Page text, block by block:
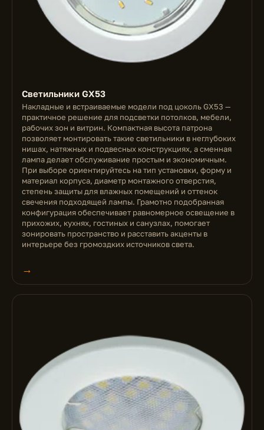
Светильники GX53
Накладные и встраиваемые модели под цоколь GX53 —
практичное решение для подсветки потолков, мебели,
рабочих зон и витрин. Компактная высота патрона
позволяет монтировать такие светильники в неглубоких
нишах, натяжных и подвесных конструкциях, а сменная
лампа делает обслуживание простым и экономичным.
При выборе ориентируйтесь на тип установки, форму и
материал корпуса, диаметр монтажного отверстия,
степень защиты для влажных помещений и оттенок
свечения подходящей лампы. Грамотно подобранная
конфигурация обеспечивает равномерное освещение в
прихожих, кухнях, гостиных и санузлах, помогает
зонировать пространство и расставить акценты в
интерьере без громоздких источников света.
→